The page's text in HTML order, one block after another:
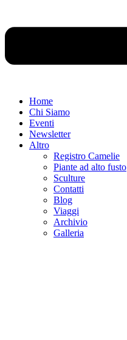
Home
Chi Siamo
Eventi
Newsletter
Altro
Registro Camelie
Piante ad alto fusto
Sculture
Contatti
Blog
Viaggi
Archivio
Galleria